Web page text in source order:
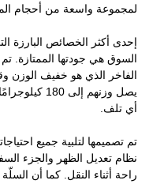
لمجموعة واسعة من أحجام
إحدى أكثر الخصائص البارزة
السوق هي جودتها الممتازة. تم
الفاخر الذي هو خفيف الوزن
يصل وزنهم
أي تلف.
تم تصميمها لتلبية جميع
نظام تعديل الظهر والجزء
راحة أثناء النقل. كما أن